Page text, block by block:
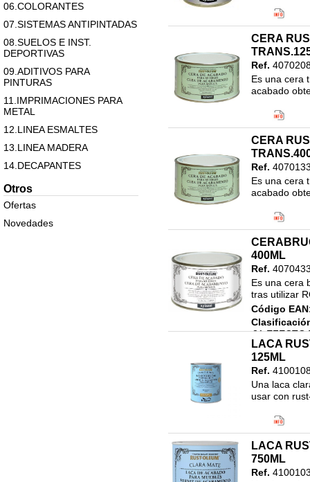
06.COLORANTES
07.SISTEMAS ANTIPINTADAS
08.SUELOS E INST.
DEPORTIVAS
09.ADITIVOS PARA
PINTURAS
11.IMPRIMACIONES PARA
METAL
12.LINEA ESMALTES
13.LINEA MADERA
14.DECAPANTES
15 MASILLAS Y MATERIAL
ALBAÑILERIA
Otros
Ofertas
Novedades
21.EFECTO
CERA
Ref.
Es una cera
acabado
21.EFECTO
CERA
Ref.
Es una cera
acabado
21.EFECTO
400ML
Ref.
Es una cera
tras utilizar
Código
21.EFECTO
LACA
125ML
Ref.
Una laca
usar con
21.EFECTO
LACA
750ML
Ref.